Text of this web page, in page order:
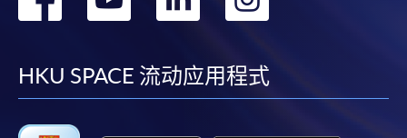
facebook
youtube
linkedin
HKU SPACE 流动应用程式